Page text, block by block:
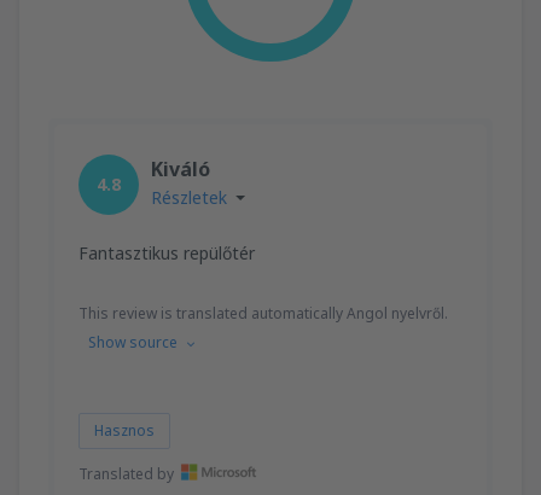
4.8
Kiváló
Részletek
Fantasztikus repülőtér
This review is translated automatically Angol nyelvről.
Show source
Hasznos
Translated by